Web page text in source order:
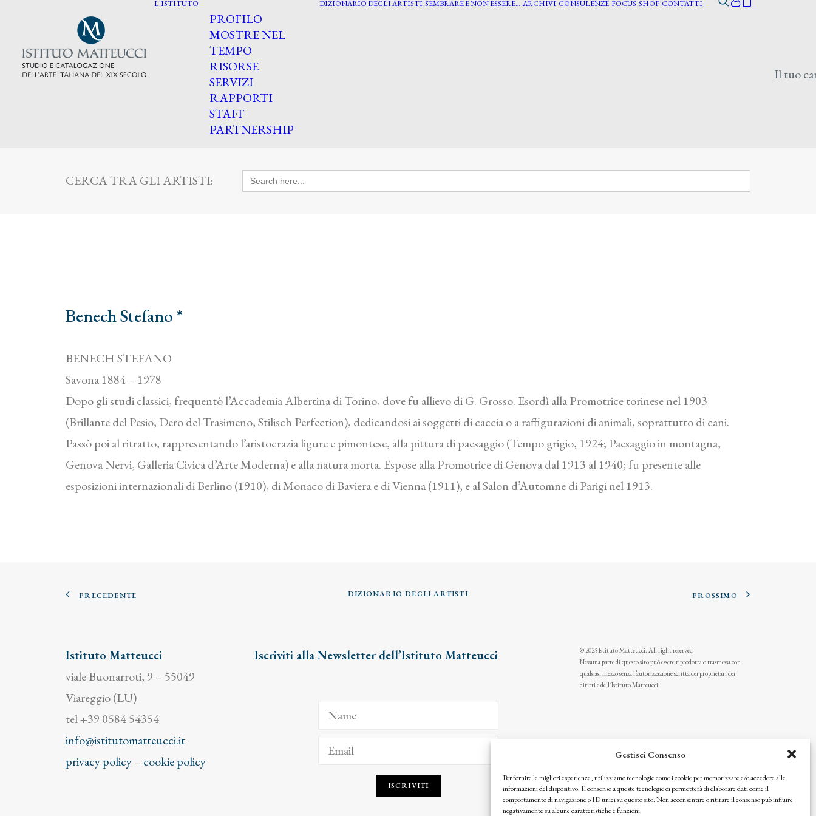
Gestisci Consenso
Per fornire le migliori esperienze, utilizziamo tecnologie come i cookie per memorizzare e/o accedere alle
informazioni del dispositivo. Il consenso a queste tecnologie ci permetterà di elaborare dati come il
comportamento di navigazione o ID unici su questo sito. Non acconsentire o ritirare il consenso può influire
negativamente su alcune caratteristiche e funzioni.
L’ISTITUTO
PROFILO
MOSTRE NEL
TEMPO
RISORSE
SERVIZI
RAPPORTI
STAFF
PARTNERSHIP
DIZIONARIO DEGLI ARTISTI SEMBRARE E NON ESSERE… ARCHIVI CONSULENZE FOCUS SHOP CONTATTI
Il tuo
CERCA TRA GLI ARTISTI: Search
for:
Benech Stefano *
BENECH STEFANO
Savona 1884 – 1978
Dopo gli studi classici, frequentò l’Accademia Albertina di Torino, dove fu allievo di G. Grosso. Esordì alla Promotrice torinese nel 1903
(Brillante del Pesio, Dero del Trasimeno, Stilisch Perfection), dedicandosi ai soggetti di caccia o a raffigurazioni di animali, soprattutto di cani.
Passò poi al ritratto, rappresentando l’aristocrazia ligure e pimontese, alla pittura di paesaggio (Tempo grigio, 1924; Paesaggio in montagna,
Genova Nervi, Galleria Civica d’Arte Moderna) e alla natura morta. Espose alla Promotrice di Genova dal 1913 al 1940; fu presente alle
esposizioni internazionali di Berlino (1910), di Monaco di Baviera e di Vienna (1911), e al Salon d’Automne di Parigi nel 1913.
PRECEDENTE DIZIONARIO DEGLI ARTISTI PROSSIMO
Istituto Matteucci
viale Buonarroti, 9 – 55049
Viareggio (LU)
tel +39 0584 54354
info@istitutomatteucci.it
privacy policy– cookie policy
Iscriviti alla Newsletter dell’Istituto Matteucci
ISCRIVITI
© 2025 Istituto Matteucci. All right reserved
Nessuna parte di questo sito può essere riprodotta o trasmessa con
qualsiasi mezzo senza l’autorizzazione scritta dei proprietari dei
diritti e dell’Istituto Matteucci